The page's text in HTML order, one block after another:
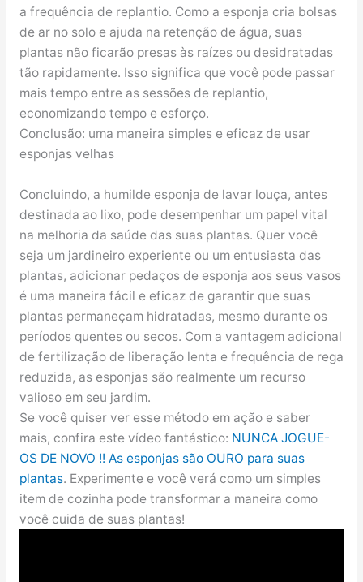
a frequência de replantio. Como a esponja cria bolsas
de ar no solo e ajuda na retenção de água, suas
plantas não ficarão presas às raízes ou desidratadas
tão rapidamente. Isso significa que você pode passar
mais tempo entre as sessões de replantio,
economizando tempo e esforço.
Conclusão: uma maneira simples e eficaz de usar
esponjas velhas
Concluindo, a humilde esponja de lavar louça, antes
destinada ao lixo, pode desempenhar um papel vital
na melhoria da saúde das suas plantas. Quer você
seja um jardineiro experiente ou um entusiasta das
plantas, adicionar pedaços de esponja aos seus vasos
é uma maneira fácil e eficaz de garantir que suas
plantas permaneçam hidratadas, mesmo durante os
períodos quentes ou secos. Com a vantagem adicional
de fertilização de liberação lenta e frequência de rega
reduzida, as esponjas são realmente um recurso
valioso em seu jardim.
Se você quiser ver esse método em ação e saber
mais, confira este vídeo fantástico: NUNCA JOGUE-
OS DE NOVO !! As esponjas são OURO para suas
plantas. Experimente e você verá como um simples
item de cozinha pode transformar a maneira como
você cuida de suas plantas!